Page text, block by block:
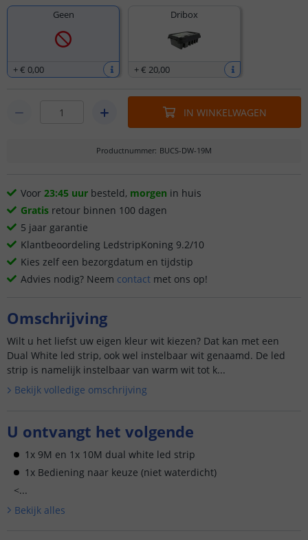
Geen
+€ 0,00
Dribox
+€ 20,00
IN WINKELWAGEN
Productnummer: BUCS-DW-19M
Voor 23:45 uur besteld, morgen in huis
Gratis retour binnen 100 dagen
5 jaar garantie
Klantbeoordeling LedstripKoning 9.2/10
Kies zelf een bezorgdatum en tijdstip
Advies nodig? Neem contact met ons op!
Omschrijving
Wilt u het liefst uw eigen kleur wit kiezen? Dat kan met een
Dual White led strip, ook wel instelbaar wit genaamd. De led
strip is namelijk instelbaar van warm wit tot k...
Bekijk volledige omschrijving
U ontvangt het volgende
1x 9M en 1x 10M dual white led strip
1x Bediening naar keuze (niet waterdicht)
<...
Bekijk alles